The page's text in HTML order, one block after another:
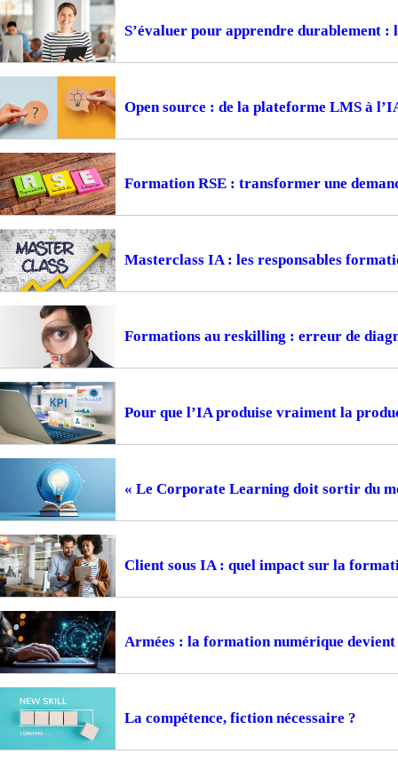
S’évaluer pour apprendre durablement :
Open source : de la plateforme LMS à
Formation RSE : transformer une
Masterclass IA : les responsables
Formations au reskilling : erreur de
Pour que l’IA produise vraiment la
« Le Corporate Learning doit sortir du
Client sous IA : quel impact sur la
Armées : la formation numérique
La compétence, fiction nécessaire ?